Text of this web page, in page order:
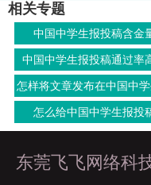
相关专题
中国中学生报投稿含金
中国中学生报投稿通过率
怎样将文章发布在中国中
上面去
怎么给中国中学生报投
东莞飞飞网络科